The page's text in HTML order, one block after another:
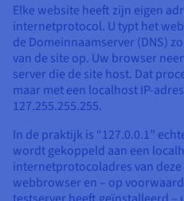
Elke website heeft zijn eigen
internetprotocol. U typt het
de Domeinnaamserver (DNS)
van de site op. Uw browser
server die de site host. Dat
maar met een localhost IP-
127.255.255.255.
In de praktijk is “127.0.0.1”
wordt gekoppeld aan een
internetprotocoladres van
webbrowser en – op